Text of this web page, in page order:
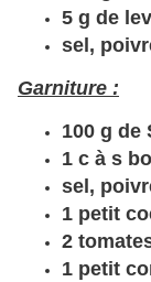
5 g de
sel,
Garniture :
100 g de
1 c à s
sel,
1 petit
2
1 petit